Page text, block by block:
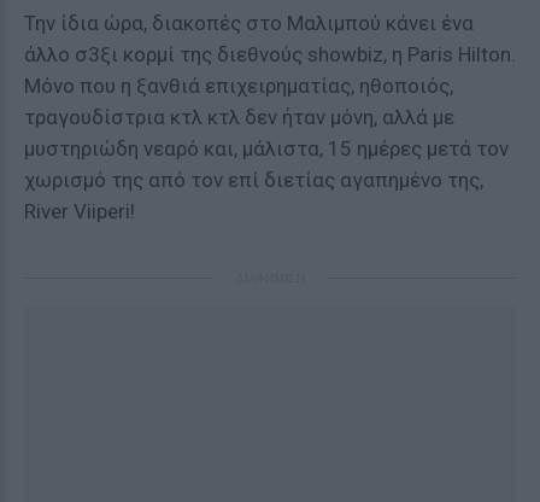
Την ίδια ώρα, διακοπές στο Μαλιμπού κάνει ένα
άλλο σ3ξι κορμί της διεθνούς showbiz, η Paris Hilton.
Μόνο που η ξανθιά επιχειρηματίας, ηθοποιός,
τραγουδίστρια κτλ κτλ δεν ήταν μόνη, αλλά με
μυστηριώδη νεαρό και, μάλιστα, 15 ημέρες μετά τον
χωρισμό της από τον επί διετίας αγαπημένο της,
River Viiperi!